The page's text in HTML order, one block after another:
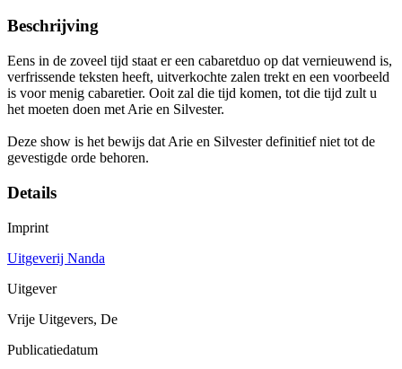
Beschrijving
Eens in de zoveel tijd staat er een cabaretduo op dat vernieuwend is,
verfrissende teksten heeft, uitverkochte zalen trekt en een voorbeeld
is voor menig cabaretier. Ooit zal die tijd komen, tot die tijd zult u
het moeten doen met Arie en Silvester.
Deze show is het bewijs dat Arie en Silvester definitief niet tot de
gevestigde orde behoren.
Details
Imprint
Uitgeverij Nanda
Uitgever
Vrije Uitgevers, De
Publicatiedatum